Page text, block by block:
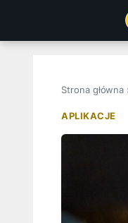
treści
Strona główna
APLIKACJE